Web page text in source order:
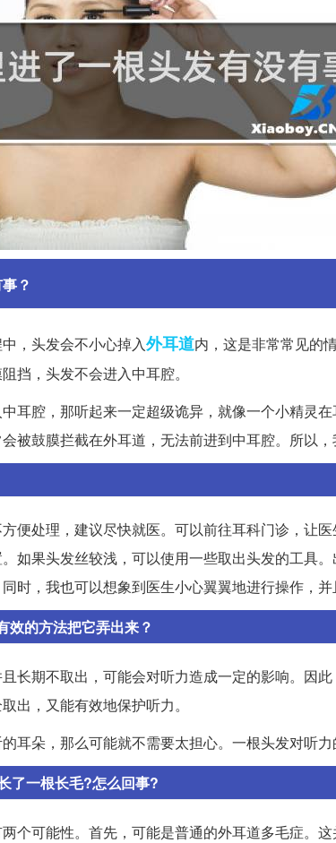
？
，头发会不小心掉入外耳道内，这是非常常见的
挡，头发不会进入中耳腔。
耳腔，那听起来一定超级诡异，就像一个小精灵
被鼓膜拦截在外耳道，无法前进到中耳腔。所以，
便处理，建议尽快就医。可以前往耳科门诊，让
如果头发丝较浅，可以使用一些取出头发的工具
时，我也可以想象到医生小心翼翼地进行操作，并
效的方法把它弄出来？
长期不取出，可能会对听力造成一定的影响。因
出，又能有效地保护听力。
耳朵，那么可能就不需要太担心。一根头发对听
了一根长毛?怎么回事?
个可能性。首先，可能是普通的外耳道多毛症。